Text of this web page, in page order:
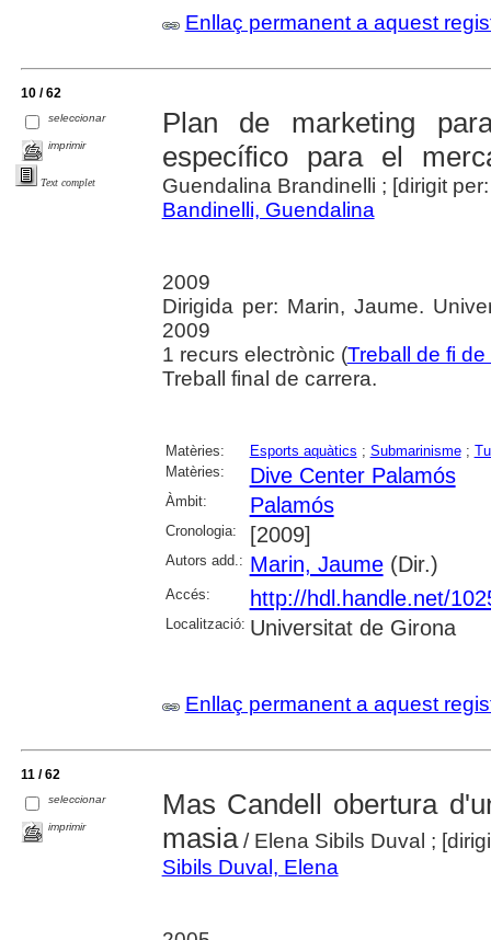
Enllaç permanent a aquest
10 / 62
seleccionar
imprimir
Text complet
Plan de marketing
específico para el
Guendalina Brandinelli ; [dirigit
Bandinelli, Guendalina
2009
Dirigida per: Marin, Jaume.
2009
1 recurs electrònic (Treball de fi de
Treball final de carrera.
Matèries: Esports aquàtics ; Submarinisme;
Matèries:
Dive Center Palamós
Àmbit: Palamós
Cronologia: [2009]
Autors add.: Marin, Jaume(Dir.)
Accés: http://hdl.handle.net/
Localització: Universitat de Girona
Enllaç permanent a aquest
11 / 62
seleccionar
imprimir
Mas Candell obertura
masia/ Elena Sibils Duval ;
Sibils Duval, Elena